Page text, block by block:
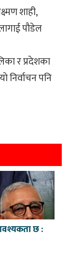
शाही,
पाैडेल
र प्रदेशका
निर्वाचन पनि
छ :